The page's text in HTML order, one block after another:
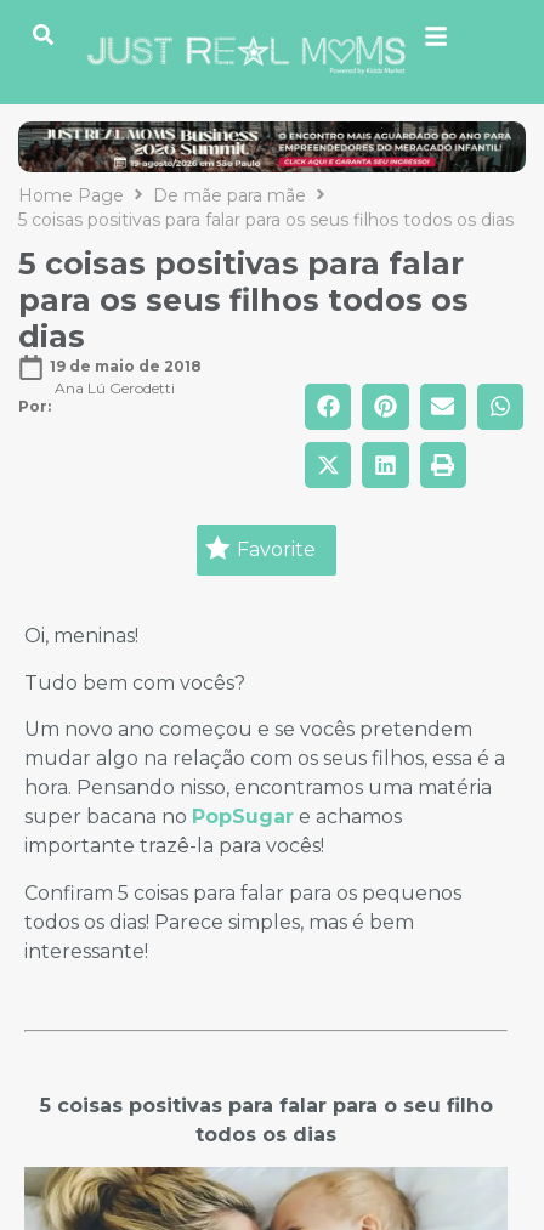
Home Page
De mãe para mãe
5 coisas positivas para falar para os seus filhos todos os dias
5 coisas positivas para falar
para os seus filhos todos os
dias
19 de maio de 2018
Por:
Ana Lú Gerodetti
Favorite
Oi, meninas!
Tudo bem com vocês?
Um novo ano começou e se vocês pretendem
mudar algo na relação com os seus filhos, essa é a
hora. Pensando nisso, encontramos uma matéria
super bacana no PopSugar e achamos
importante trazê-la para vocês!
Confiram 5 coisas para falar para os pequenos
todos os dias! Parece simples, mas é bem
interessante!
5 coisas positivas para falar para o seu filho
todos os dias